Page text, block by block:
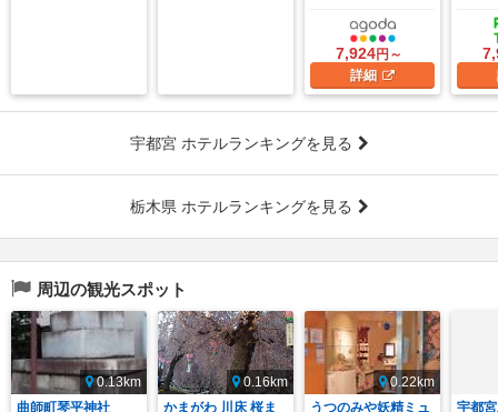
7,924円～
詳細
宇都宮 ホテルランキングを見る
栃木県 ホテルランキングを見る
周辺の観光スポット
0.13km
曲師町琴平神社
0.16km
かまがわ 川床 桜ま
0.22km
うつのみや妖精ミュ
宇都